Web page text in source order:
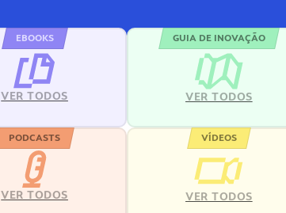
EBOOKS
VER TODOS
GUIA DE INOVAÇÃO
VER TODOS
PODCASTS
VER TODOS
VÍDEOS
VER TODOS